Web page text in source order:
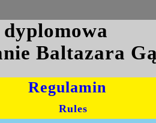
Baltazara
Regulamin
Rules